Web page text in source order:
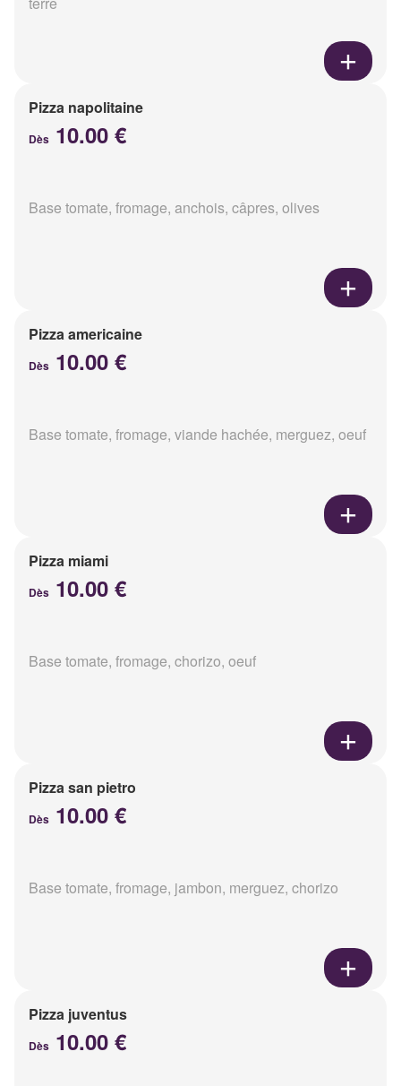
Pizza napolitaine
Dès 10.00 €
Base tomate, fromage, anchois, câpres, olives
Pizza americaine
Dès 10.00 €
Base tomate, fromage, viande hachée, merguez, oeuf
Pizza miami
Dès 10.00 €
Base tomate, fromage, chorizo, oeuf
Pizza san pietro
Dès 10.00 €
Base tomate, fromage, jambon, merguez, chorizo
Pizza juventus
Dès 10.00 €